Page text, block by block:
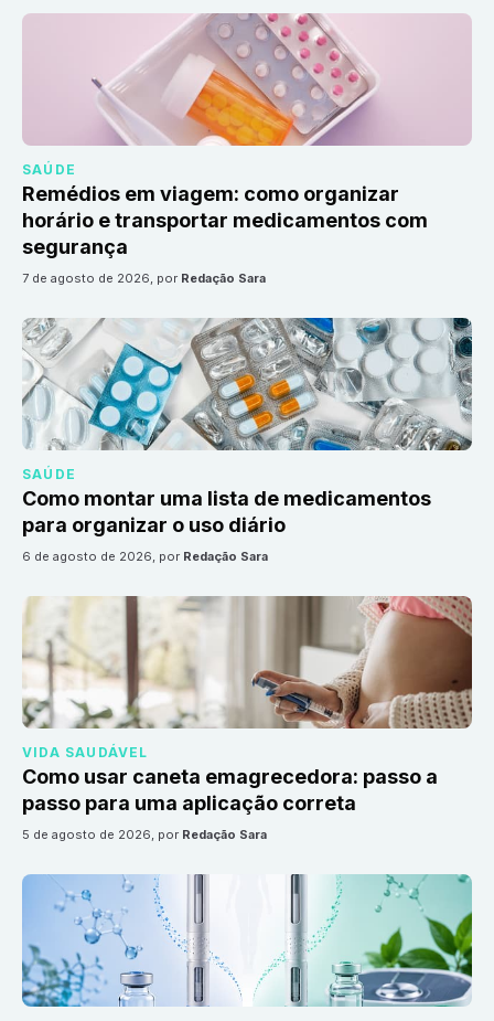
SAÚDE
Remédios em viagem: como organizar
horário e transportar medicamentos com
segurança
7 de agosto de 2026, por Redação Sara
SAÚDE
Como montar uma lista de medicamentos
para organizar o uso diário
6 de agosto de 2026, por Redação Sara
VIDA SAUDÁVEL
Como usar caneta emagrecedora: passo a
passo para uma aplicação correta
5 de agosto de 2026, por Redação Sara